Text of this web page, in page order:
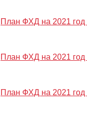
План ФХД на 2021 год
План ФХД на 2021 год
План ФХД на 2021 год